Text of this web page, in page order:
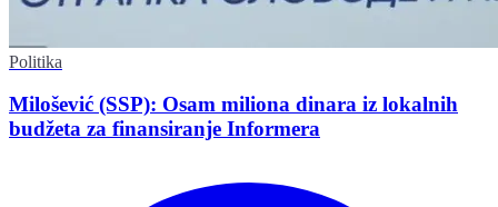
Politika
Milošević (SSP): Osam miliona dinara iz lokalnih
budžeta za finansiranje Informera